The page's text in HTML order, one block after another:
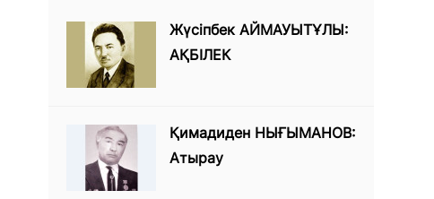
Жүсіпбек АЙМАУЫТҰЛЫ:
АҚБІЛЕК
Қимадиден НЫҒЫМАНОВ:
Атырау